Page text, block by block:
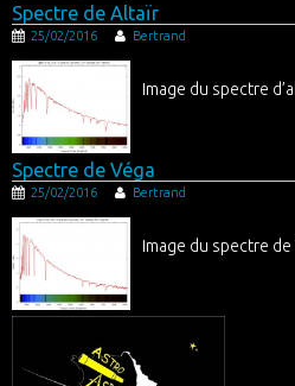
Spectre de Altaïr
25/02/2016 Bertrand
Image du spectre
Spectre de Véga
25/02/2016 Bertrand
Image du spectre de